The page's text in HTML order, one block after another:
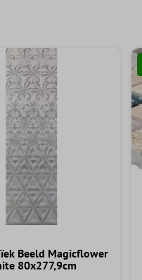
Beeld Magicflower
80x277,9cm